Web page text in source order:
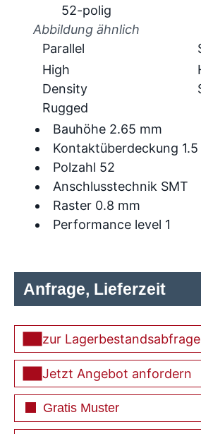
Abbildung ähnlich
Bauhöhe 2.65 mm
Kontaktüberdeckung 1.5
Polzahl 52
Anschlusstechnik SMT
Raster 0.8 mm
Performance level 1
Parallel
High
Density
Rugged
Anfrage, Lieferzeit
zur Lagerbestandsabfrage
Jetzt Angebot anfordern
Gratis Muster